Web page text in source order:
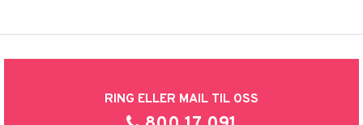
RING ELLER MAIL TIL OSS